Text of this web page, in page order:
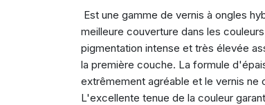
Est une gamme de vernis à ongles
meilleure couverture dans les
pigmentation intense et très élevée
la première couche. La formule
extrêmement agréable et le vernis ne
L'excellente tenue de la couleur